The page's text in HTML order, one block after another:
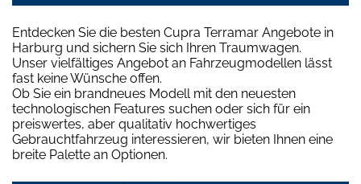
Entdecken Sie die besten Cupra Terramar Angebote in
Harburg und sichern Sie sich Ihren Traumwagen.
Unser vielfältiges Angebot an Fahrzeugmodellen lässt
fast keine Wünsche offen.
Ob Sie ein brandneues Modell mit den neuesten
technologischen Features suchen oder sich für ein
preiswertes, aber qualitativ hochwertiges
Gebrauchtfahrzeug interessieren, wir bieten Ihnen eine
breite Palette an Optionen.